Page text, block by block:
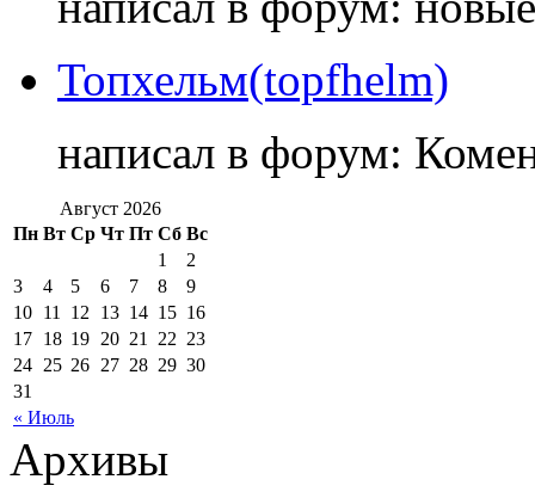
Топхельм(topfhelm)
написал в форум:
Август 2026
Пн Вт Ср Чт Пт Сб Вс
« Июль
1
2
3
4 5 6 7 8
9
10 11 12 13 14 15 16
17 18 19 20 21 22 23
24 25 26 27 28 29 30
31
Архивы